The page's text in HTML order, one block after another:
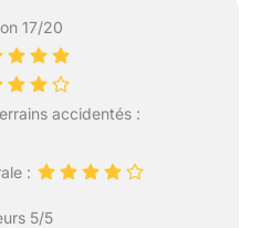
17/20
accidentés :
:
5/5